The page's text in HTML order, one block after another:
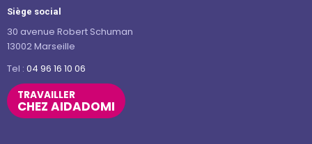
Siège social
30 avenue Robert Schuman
13002 Marseille
Tel : 04 96 16 10 06
TRAVAILLER
CHEZ AIDADOMI